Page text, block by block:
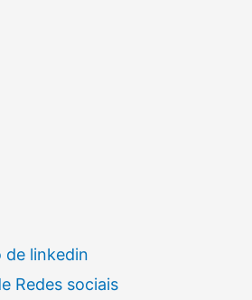
de linkedin
Redes sociais